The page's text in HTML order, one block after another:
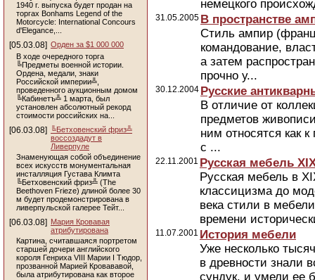
1940 г. выпуска будет продан на
торгах Bonhams Legend of the
Motorcycle: International Concours
d'Elegance,...
[05.03.08] Орден за $1 000 000
В ходе очередного торга
╚Предметы военной истории.
Ордена, медали, знаки
Российской империи╩,
проведенного аукционным домом
╚Кабинетъ╩ 1 марта, был
установлен абсолютный рекорд
стоимости российских на...
[06.03.08]
╚Бетховенский фриз╩
воссоздадут в
Ливерпуле
Знаменующая собой объединение
всех искусств монументальная
инсталляция Густава Климта
╚Бетховенский фриз╩ (The
Beethoven Frieze) длиной более 30
м будет продемонстрирована в
ливерпульской галерее Тейт...
[06.03.08] Мария Кровавая
атрибутирована
Картина, считавшаяся портретом
старшей дочери английского
короля Генриха VIII Марии I Тюдор,
прозванной Марией Кровававой,
была атрибутирована как второе
немецкого
31.05.2005 В пространстве
Стиль ампир
командование,
а затем
прочно у...
30.12.2004 Русские
В отличие от
предметов
ним относятся как
с ...
22.11.2001 Русская мебель
Русская мебель в
классицизма до
века стили в
времени
11.07.2001 История мебели
Уже несколько
в древности знали
сундук, и умели ее